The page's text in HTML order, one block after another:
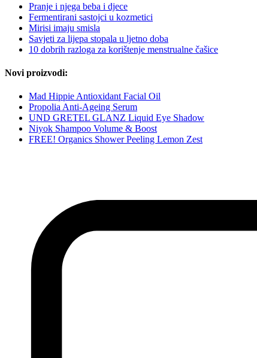
Pranje i njega beba i djece
Fermentirani sastojci u kozmetici
Mirisi imaju smisla
Savjeti za lijepa stopala u ljetno doba
10 dobrih razloga za korištenje menstrualne čašice
Novi proizvodi:
Mad Hippie Antioxidant Facial Oil
Propolia Anti-Ageing Serum
UND GRETEL GLANZ Liquid Eye Shadow
Niyok Shampoo Volume & Boost
FREE! Organics Shower Peeling Lemon Zest